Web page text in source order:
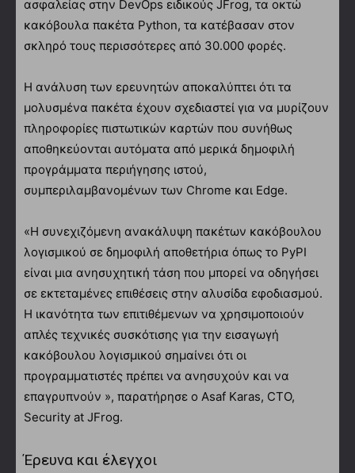
ασφαλείας στην DevOps ειδικούς JFrog, τα οκτώ
κακόβουλα πακέτα Python, τα κατέβασαν στον
σκληρό τους περισσότερες από 30.000 φορές.
Η ανάλυση των ερευνητών αποκαλύπτει ότι τα
μολυσμένα πακέτα έχουν σχεδιαστεί για να μυρίζουν
πληροφορίες πιστωτικών καρτών που συνήθως
αποθηκεύονται αυτόματα από μερικά δημοφιλή
προγράμματα περιήγησης ιστού,
συμπεριλαμβανομένων των Chrome και Edge.
«Η συνεχιζόμενη ανακάλυψη πακέτων κακόβουλου
λογισμικού σε δημοφιλή αποθετήρια όπως το PyPI
είναι μια ανησυχητική τάση που μπορεί να οδηγήσει
σε εκτεταμένες επιθέσεις στην αλυσίδα εφοδιασμού.
Η ικανότητα των επιτιθέμενων να χρησιμοποιούν
απλές τεχνικές συσκότισης για την εισαγωγή
κακόβουλου λογισμικού σημαίνει ότι οι
προγραμματιστές πρέπει να ανησυχούν και να
επαγρυπνούν », παρατήρησε ο Asaf Karas, CTO,
Security at JFrog.
Έρευνα και έλεγχοι